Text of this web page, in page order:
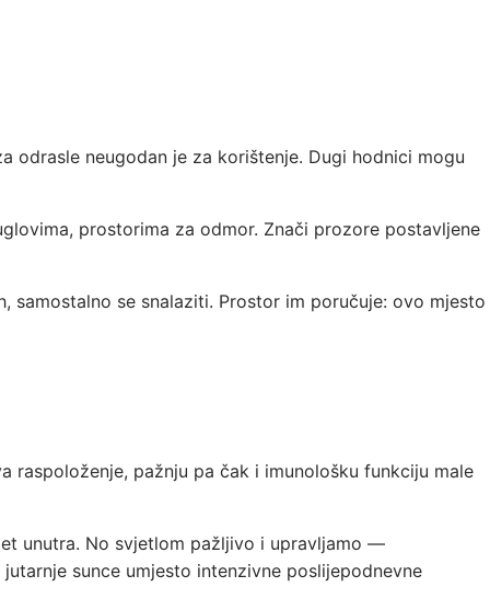
odrasle neugodan je za korištenje. Dugi hodnici mogu
prostorima za odmor. Znači prozore postavljene
se snalaziti. Prostor im poručuje: ovo mjesto
pažnju pa čak i imunološku funkciju male
unutra. No svjetlom pažljivo i upravljamo —
sunce umjesto intenzivne poslijepodnevne